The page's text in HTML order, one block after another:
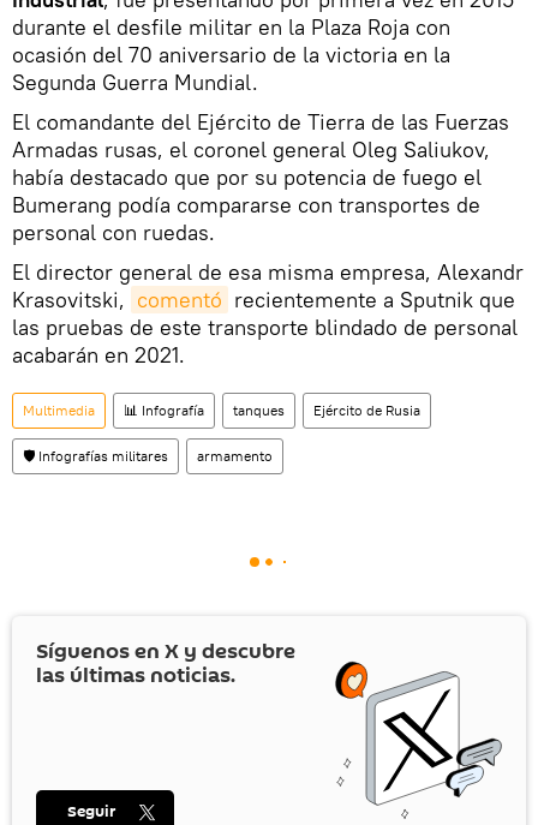
durante el desfile militar en la Plaza Roja con
ocasión del 70 aniversario de la victoria en la
Segunda Guerra Mundial.
El comandante del Ejército de Tierra de las Fuerzas
Armadas rusas, el coronel general Oleg Saliukov,
había destacado que por su potencia de fuego el
Bumerang podía compararse con transportes de
personal con ruedas.
El director general de esa misma empresa, Alexandr
Krasovitski, comentó recientemente a Sputnik que
las pruebas de este transporte blindado de personal
acabarán en 2021.
Multimedia 📊 Infografía tanques Ejército de Rusia
🛡️ Infografías militares armamento
Síguenos en X y descubre
las últimas noticias.
Seguir